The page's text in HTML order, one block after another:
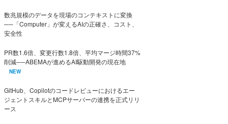
数兆規模のデータを現場のコンテキストに変換
──「Computer」が変えるAIの正確さ、コスト、
安全性
PR数1.6倍、変更行数1.8倍、平均マージ時間37%
削減──ABEMAが進めるAI駆動開発の現在地
NEW
GitHub、Copilotのコードレビューにおけるエー
ジェントスキルとMCPサーバーの連携を正式リリ
ース